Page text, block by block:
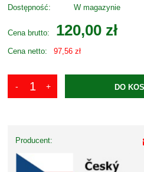
Dostępność: W magazynie
Cena brutto: 120,00 zł
Cena netto: 97,56 zł
DO
Producent: